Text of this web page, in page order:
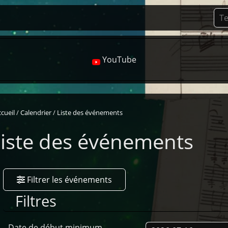
YouTube
Calendrier Liste des événements
des événements
Filtrer les événements
Filtres